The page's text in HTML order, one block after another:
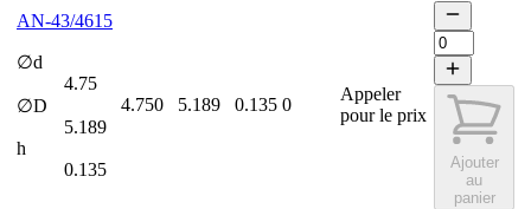
AN-43/4615
∅d
4.75
∅D
5.189
h
0.135
4.750 5.189 0.135 0
Appeler
pour le prix
Ajouter
au
panier